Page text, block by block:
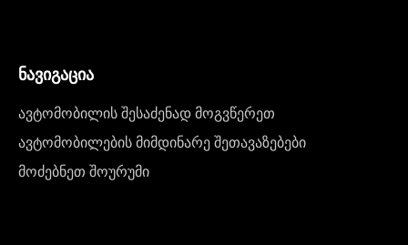
ნავიგაცია
ავტომობილის შესაძენად მოგვწერეთ
ავტომობილების მიმდინარე შეთავაზებები
მოძებნეთ შოურუმი